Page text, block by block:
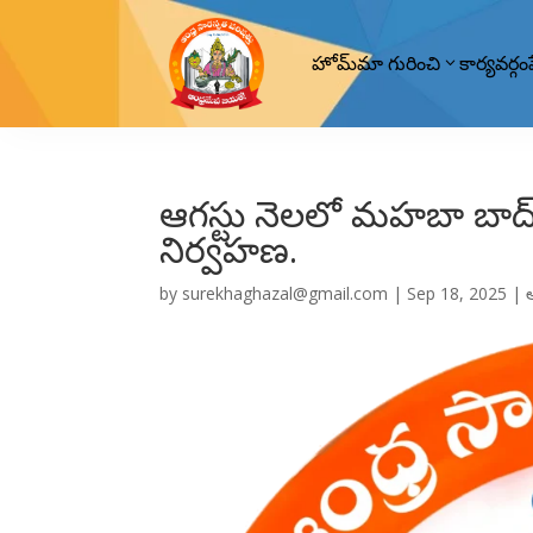
హోమ్మా గురించి కార్యవర్గం
ఆగస్టు నెలలో మహబా బాద్
నిర్వహణ.
by surekhaghazal@gmail.com | Sep 18, 2025 |